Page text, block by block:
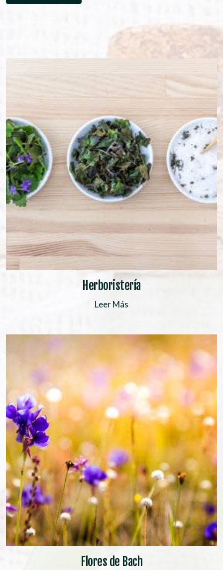
Herboristería
Leer Más
Flores de Bach